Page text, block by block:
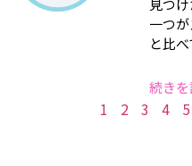
見つ
一つ
と比
続きを
1 2 3 4 5